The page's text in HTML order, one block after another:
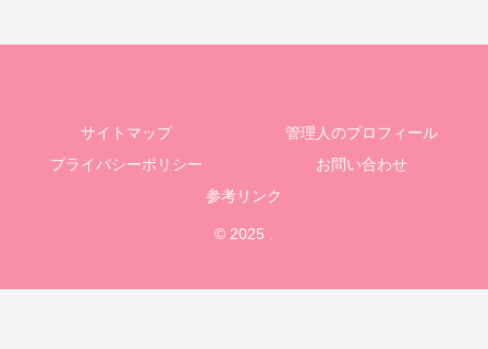
サイトマップ
管理人のプロフィール
プライバシーポリシー
お問い合わせ
参考リンク
© 2025 .